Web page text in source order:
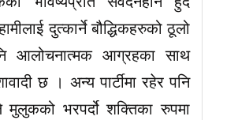
दुत्कार्ने बौद्धिकहरुको ठूलो
आलोचनात्मक आग्रहका साथ
छ । अन्य पार्टीमा रहेर पनि
मुलुकको भरपर्दो शक्तिका रुपमा